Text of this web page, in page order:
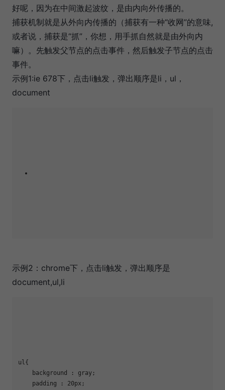
好呢，因为在中间激起波纹，是由内向外传播的。
捕获机制就是从外向内传播的（捕获有一种“收网”的意味,
或者说，捕获是“抓”，你想，用手抓自然就是由外向内
嘛）。先触发父节点的点击事件，然后触发子节点的点击
事件。
示例1:ie 678下，点击li触发，弹出顺序是li，ul，
document
示例2：chrome下，点击li触发，弹出顺序是
document,ul,li
ul{
    background : gray;
    padding : 20px;